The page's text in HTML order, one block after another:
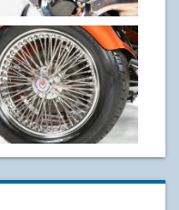
V96 Wire Wheel